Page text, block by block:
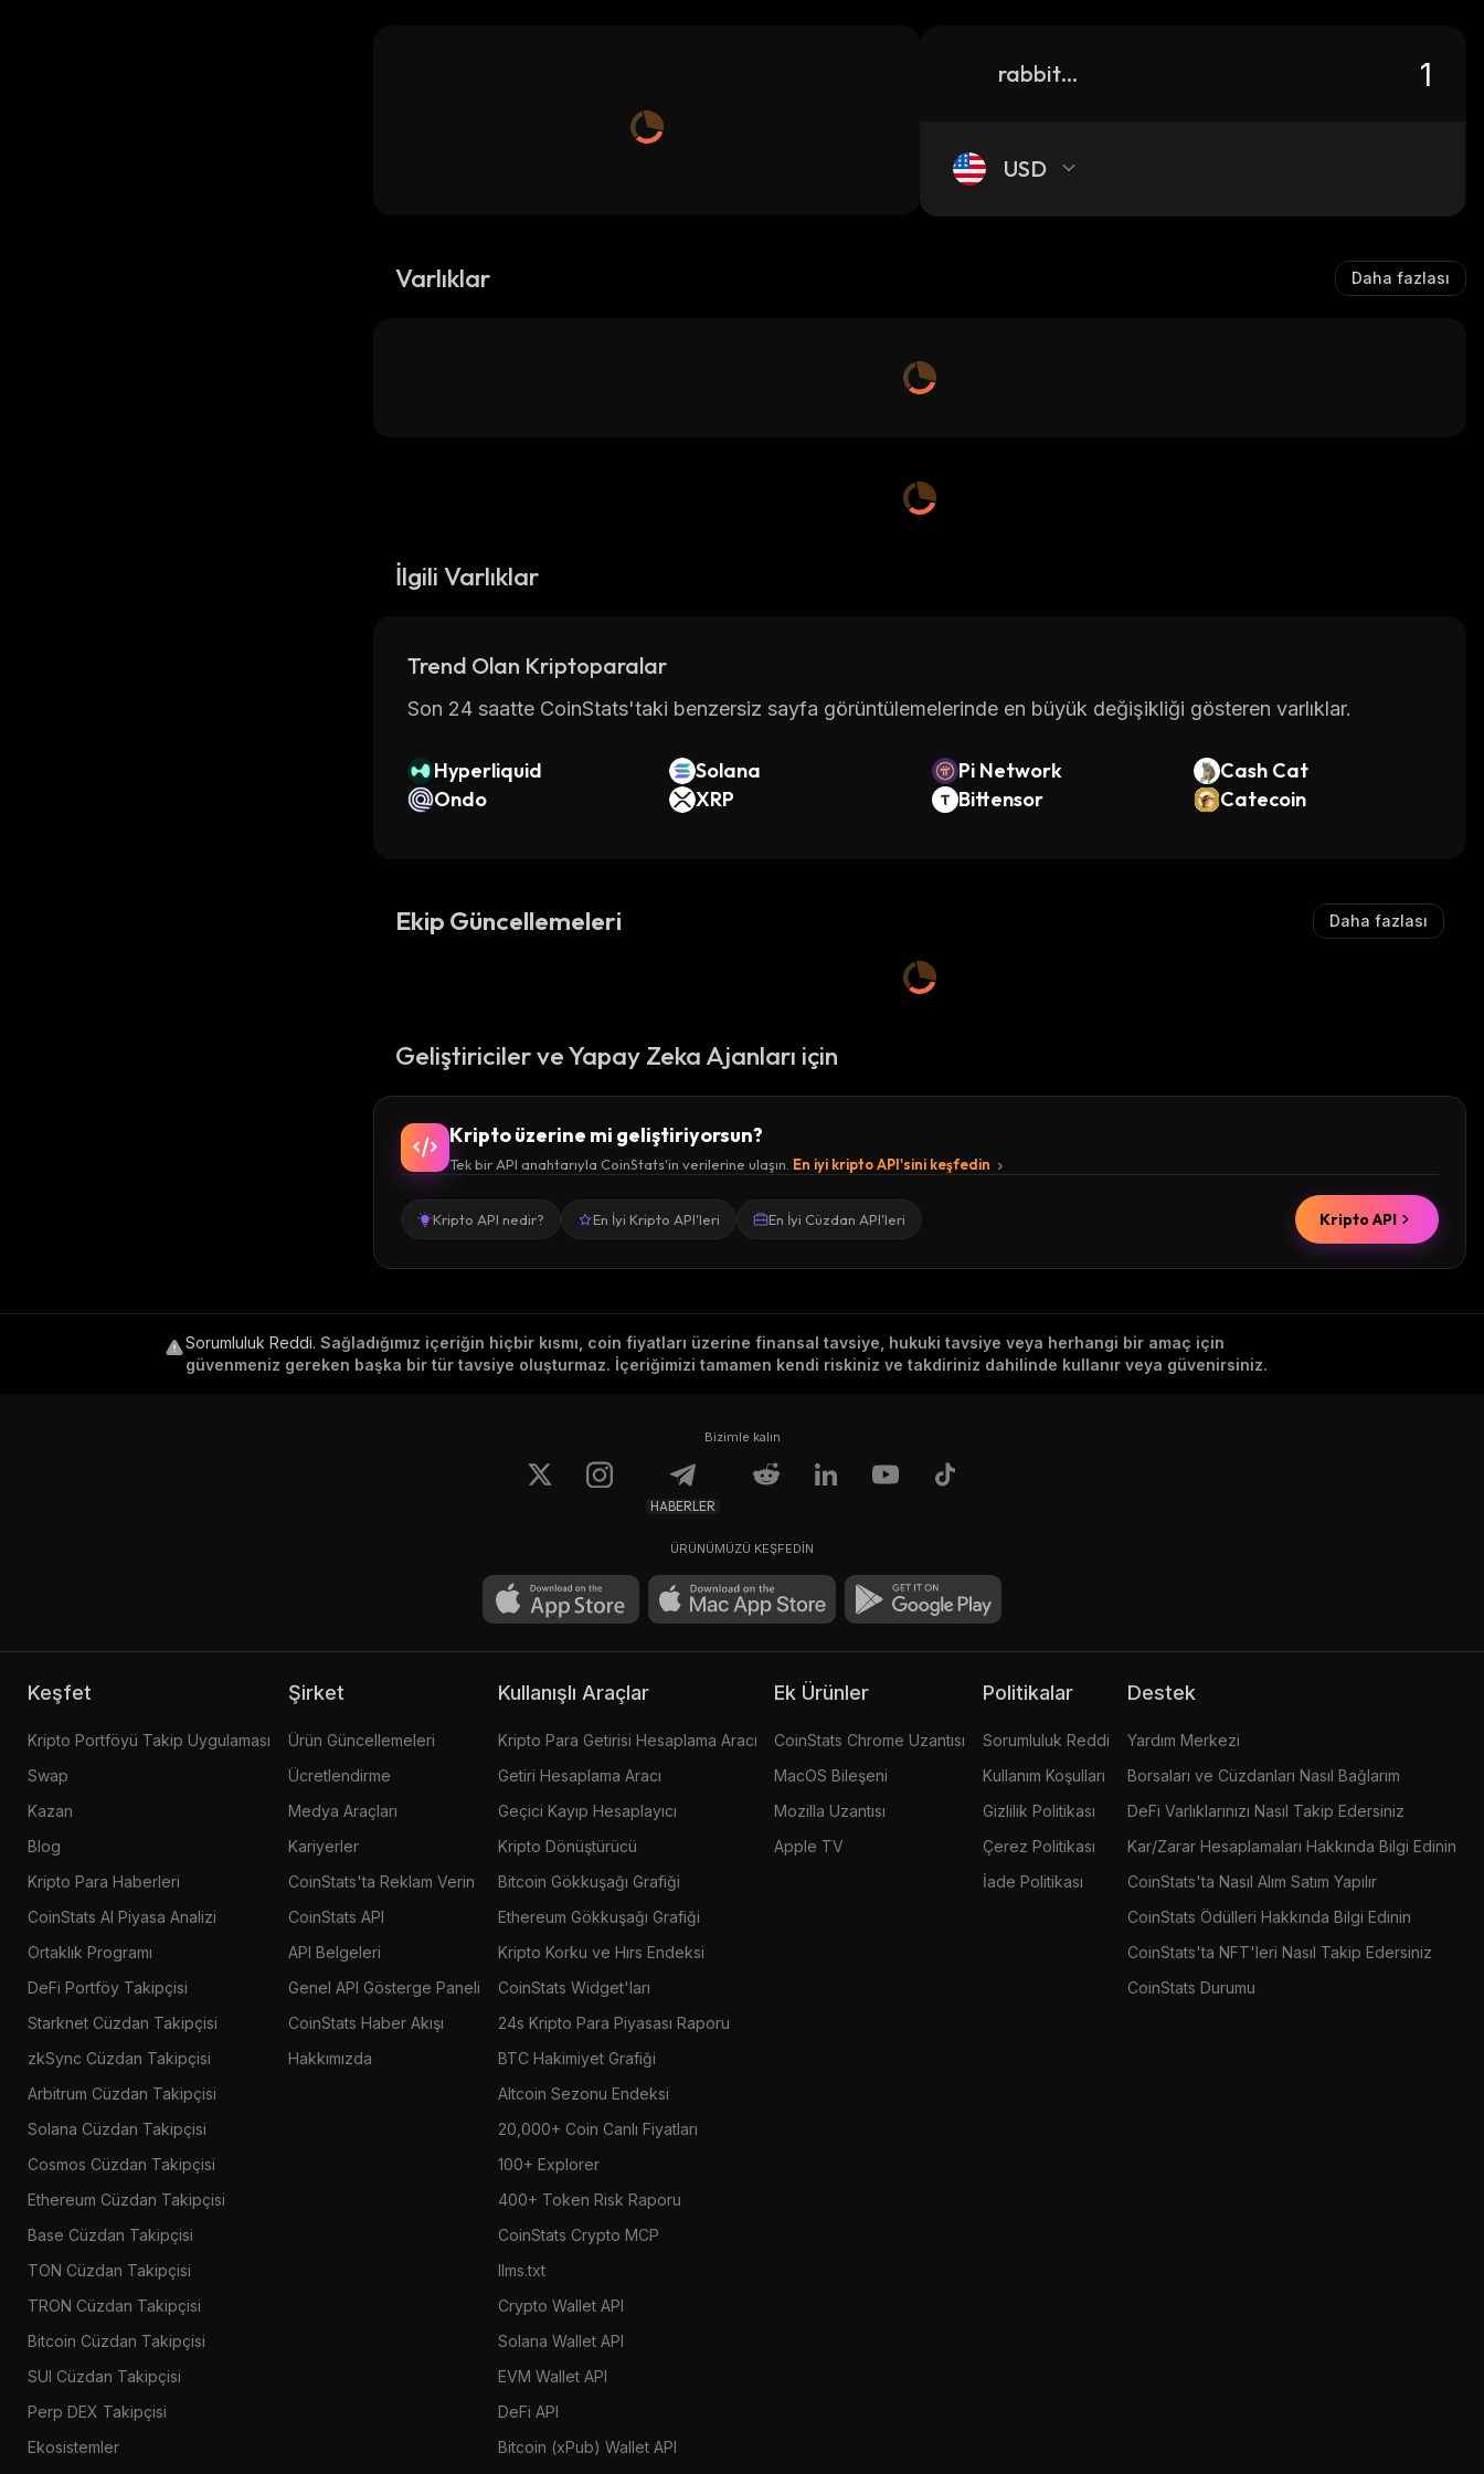
rabbit-wallet
USD
Varlıklar Daha fazlası
İlgili Varlıklar
Trend Olan Kriptoparalar
Son 24 saatte CoinStats'taki benzersiz sayfa görüntülemelerinde en büyük değişikliği gösteren varlıklar.
Hyperliquid Solana Pi Network
Cash Cat
Ondo
XRP Bittensor Catecoin
Ekip Güncellemeleri Daha fazlası
Geliştiriciler ve Yapay Zeka Ajanları için
Kripto üzerine mi geliştiriyorsun?
Tek bir API anahtarıyla CoinStats'in verilerine ulaşın. En iyi kripto API'sini keşfedin
Kripto API nedir? En İyi Kripto API'leri En İyi Cüzdan API'leri Kripto API
Sorumluluk Reddi. Sağladığımız içeriğin hiçbir kısmı, coin fiyatları üzerine finansal tavsiye, hukuki tavsiye veya herhangi bir amaç için
güvenmeniz gereken başka bir tür tavsiye oluşturmaz. İçeriğimizi tamamen kendi riskiniz ve takdiriniz dahilinde kullanır veya güvenirsiniz.
Bizimle kalın
HABERLER
ÜRÜNÜMÜZÜ KEŞFEDİN
Keşfet
Kripto Portföyü Takip Uygulaması
Swap
Kazan
Blog
Kripto Para Haberleri
CoinStats AI Piyasa Analizi
Ortaklık Programı
DeFi Portföy Takipçisi
Starknet Cüzdan Takipçisi
zkSync Cüzdan Takipçisi
Arbitrum Cüzdan Takipçisi
Solana Cüzdan Takipçisi
Cosmos Cüzdan Takipçisi
Ethereum Cüzdan Takipçisi
Base Cüzdan Takipçisi
TON Cüzdan Takipçisi
TRON Cüzdan Takipçisi
Bitcoin Cüzdan Takipçisi
SUI Cüzdan Takipçisi
Perp DEX Takipçisi
Ekosistemler
Şirket
Ürün Güncellemeleri
Ücretlendirme
Medya Araçları
Kariyerler
CoinStats'ta Reklam Verin
CoinStats API
API Belgeleri
Genel API Gösterge Paneli
CoinStats Haber Akışı
Hakkımızda
Kullanışlı Araçlar
Kripto Para Getirisi Hesaplama Aracı
Getiri Hesaplama Aracı
Geçici Kayıp Hesaplayıcı
Kripto Dönüştürücü
Bitcoin Gökkuşağı Grafiği
Ethereum Gökkuşağı Grafiği
Kripto Korku ve Hırs Endeksi
CoinStats Widget'ları
24s Kripto Para Piyasası Raporu
BTC Hakimiyet Grafiği
Altcoin Sezonu Endeksi
20,000+ Coin Canlı Fiyatları
100+ Explorer
400+ Token Risk Raporu
CoinStats Crypto MCP
llms.txt
Crypto Wallet API
Solana Wallet API
EVM Wallet API
DeFi API
Bitcoin (xPub) Wallet API
Ek Ürünler
CoinStats Chrome Uzantısı
MacOS Bileşeni
Mozilla Uzantısı
Apple TV
Politikalar
Sorumluluk Reddi
Kullanım Koşulları
Gizlilik Politikası
Çerez Politikası
İade Politikası
Destek
Yardım Merkezi
Borsaları ve Cüzdanları Nasıl Bağlarım
DeFi Varlıklarınızı Nasıl Takip Edersiniz
Kar/Zarar Hesaplamaları Hakkında Bilgi Edinin
CoinStats'ta Nasıl Alım Satım Yapılır
CoinStats Ödülleri Hakkında Bilgi Edinin
CoinStats'ta NFT'leri Nasıl Takip Edersiniz
CoinStats Durumu